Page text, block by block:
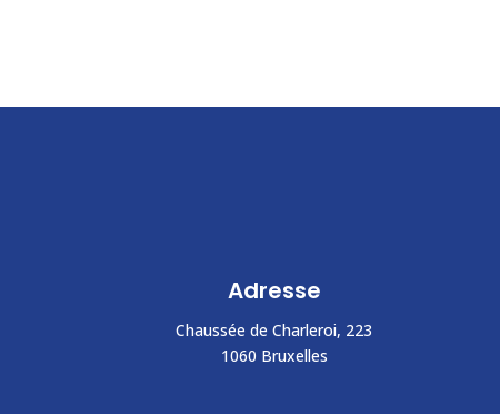
Adresse
Chaussée de Charleroi, 223
1060 Bruxelles